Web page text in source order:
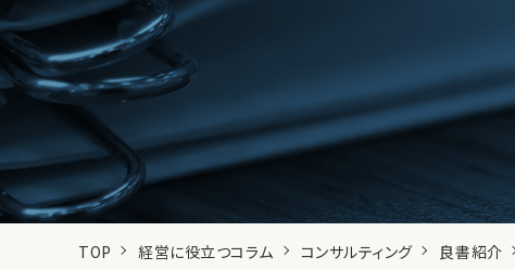
TOP 経営に役立つコラム コンサルティング 良書紹介